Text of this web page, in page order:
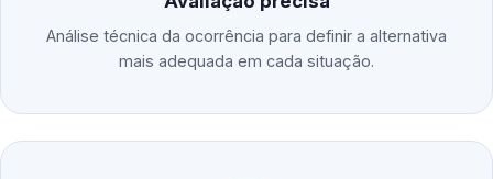
Análise técnica da ocorrência para definir a alternativa
mais adequada em cada situação.